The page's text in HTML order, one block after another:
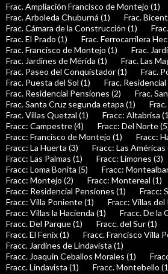
Frac. Ampliación Francisco de Montejo (1)
Frac. Arboleda Chuburná (1)
Frac.
Frac. Cámara de la Construcción (1)
Frac. El Prado (1)
Frac. Ferrocarrilera
Frac. Francisco de Montejo (1)
Frac.
Frac. Jardines de Mérida (1)
Frac. Las
Frac. Paseo del Conquistador (1)
Frac.
Frac. Puesta del Sol (1)
Frac.
Frac. Residencial Pensiones (2)
Frac.
Frac. Santa Cruz segunda etapa (1)
Frac. Villas Quetzal (1)
Fracc: Altabrisa
Fracc: Campestre (4)
Fracc: Del Norte
Fracc: Francisco de Montejo (1)
Fracc:
Fracc: La Huerta (3)
Fracc: Las Américas
Fracc: Las Palmas (1)
Fracc: Limones (3)
Fracc: Loma Bonita (5)
Fracc:
Fracc: Montejo (2)
Fracc: Montereal (1)
Fracc: Residencial Pensiones (1)
Fracc:
Fracc: Villa Poniente (1)
Fracc: Villas del
Fracc: Villas la Hacienda (1)
Fracc. De la
Fracc. Del Parque (1)
Fracc. del Sur (1)
Fracc. El Fenix (1)
Fracc. Francisco Villa
Fracc. Jardines de Lindavista (1)
Fracc. Joaquin Ceballos Morales (1)
Fracc. Lindavista (1)
Fracc. Montebello